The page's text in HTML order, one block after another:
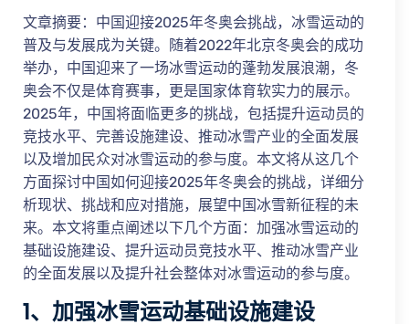
文章摘要：中国迎接2025年冬奥会挑战，冰雪运动的
普及与发展成为关键。随着2022年北京冬奥会的成功
举办，中国迎来了一场冰雪运动的蓬勃发展浪潮，冬
奥会不仅是体育赛事，更是国家体育软实力的展示。
2025年，中国将面临更多的挑战，包括提升运动员的
竞技水平、完善设施建设、推动冰雪产业的全面发展
以及增加民众对冰雪运动的参与度。本文将从这几个
方面探讨中国如何迎接2025年冬奥会的挑战，详细分
析现状、挑战和应对措施，展望中国冰雪新征程的未
来。本文将重点阐述以下几个方面：加强冰雪运动的
基础设施建设、提升运动员竞技水平、推动冰雪产业
的全面发展以及提升社会整体对冰雪运动的参与度。
1、加强冰雪运动基础设施建设